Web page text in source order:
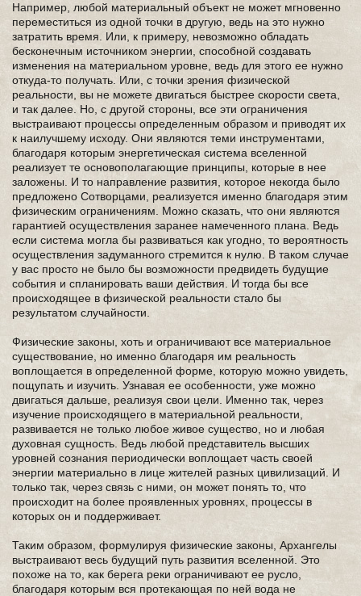
Например, любой материальный объект не может мгновенно
переместиться из одной точки в другую, ведь на это нужно
затратить время. Или, к примеру, невозможно обладать
бесконечным источником энергии, способной создавать
изменения на материальном уровне, ведь для этого ее нужно
откуда-то получать. Или, с точки зрения физической
реальности, вы не можете двигаться быстрее скорости света,
и так далее. Но, с другой стороны, все эти ограничения
выстраивают процессы определенным образом и приводят их
к наилучшему исходу. Они являются теми инструментами,
благодаря которым энергетическая система вселенной
реализует те основополагающие принципы, которые в нее
заложены. И то направление развития, которое некогда было
предложено Сотворцами, реализуется именно благодаря этим
физическим ограничениям. Можно сказать, что они являются
гарантией осуществления заранее намеченного плана. Ведь
если система могла бы развиваться как угодно, то вероятность
осуществления задуманного стремится к нулю. В таком случае
у вас просто не было бы возможности предвидеть будущие
события и спланировать ваши действия. И тогда бы все
происходящее в физической реальности стало бы
результатом случайности.
Физические законы, хоть и ограничивают все материальное
существование, но именно благодаря им реальность
воплощается в определенной форме, которую можно увидеть,
пощупать и изучить. Узнавая ее особенности, уже можно
двигаться дальше, реализуя свои цели. Именно так, через
изучение происходящего в материальной реальности,
развивается не только любое живое существо, но и любая
духовная сущность. Ведь любой представитель высших
уровней сознания периодически воплощает часть своей
энергии материально в лице жителей разных цивилизаций. И
только так, через связь с ними, он может понять то, что
происходит на более проявленных уровнях, процессы в
которых он и поддерживает.
Таким образом, формулируя физические законы, Архангелы
выстраивают весь будущий путь развития вселенной. Это
похоже на то, как берега реки ограничивают ее русло,
благодаря которым вся протекающая по ней вода не